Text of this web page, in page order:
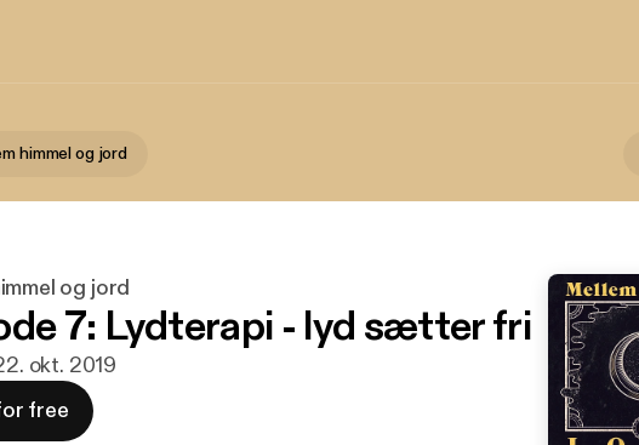
himmel og jord
og jord
7: Lydterapi - lyd sætter fri
okt. 2019
free